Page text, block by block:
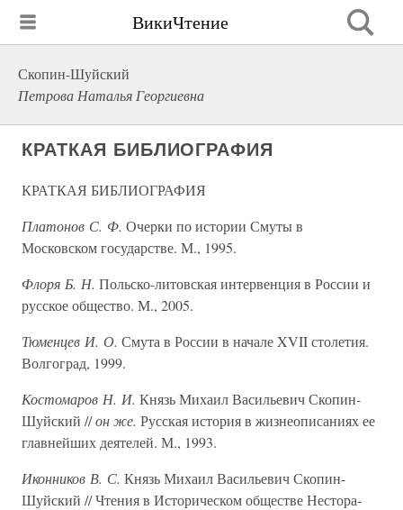
ВикиЧтение
Скопин-Шуйский
Петрова Наталья Георгиевна
КРАТКАЯ БИБЛИОГРАФИЯ
КРАТКАЯ БИБЛИОГРАФИЯ
Платонов С. Ф. Очерки по истории Смуты в
Московском государстве. М., 1995.
Флоря Б. Н. Польско-литовская интервенция в России и
русское общество. М., 2005.
Тюменцев И. О. Смута в России в начале XVII столетия.
Волгоград, 1999.
Костомаров Н. И. Князь Михаил Васильевич Скопин-
Шуйский //он же. Русская история в жизнеописаниях ее
главнейших деятелей. М., 1993.
Иконников В. С. Князь Михаил Васильевич Скопин-
Шуйский // Чтения в Историческом обществе Нестора-